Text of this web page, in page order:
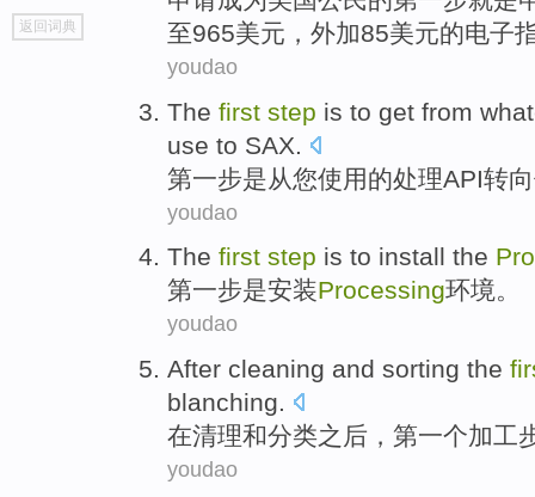
go
top
返回词典
至965美元， 外加85美元的电子
youdao
The first step is to get from
use to SAX
第一步是从您使用的处理API转
youdao
The first step is to install the
第一步是安装Processing环境。
youdao
After cleaning and sorting the
blanching.
在清理和分类之后， 第一个加工
youdao